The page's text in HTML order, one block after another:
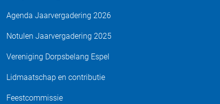
Agenda Jaarvergadering 2026
Notulen Jaarvergadering 2025
Vereniging Dorpsbelang Espel
Lidmaatschap en contributie
Feestcommissie